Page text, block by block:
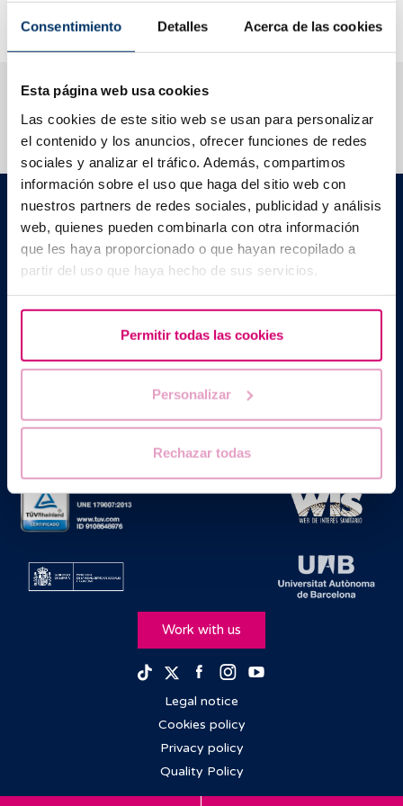
Consentimiento Detalles Acerca de las cookies
Esta página web usa cookies
Las cookies de este sitio web se usan para personalizar
el contenido y los anuncios, ofrecer funciones de redes
sociales y analizar el tráfico. Además, compartimos
información sobre el uso que haga del sitio web con
nuestros partners de redes sociales, publicidad y análisis
web, quienes pueden combinarla con otra información
que les haya proporcionado o que hayan recopilado a
partir del uso que haya hecho de sus servicios.
Permitir todas las cookies
Personalizar
Rechazar todas
(HSG) or laparoscopy?
We help you answer your questions
Barcelona IVF
Planetarium Building
Escoles Pies, 103. 08017 Barcelona, Spain
+34 934 176 916
| info@bcnivf.com
Barcelona IVF is a Healthcare Centre approved by the Generalitat
of Catalonia and authorized to operate as a Human Assisted
Reproduction Centre with code no. E08050604
Work with us
TikTokTwitterFacebook
Instagram
Legal notice
Cookies policy
Privacy policy
Quality Policy